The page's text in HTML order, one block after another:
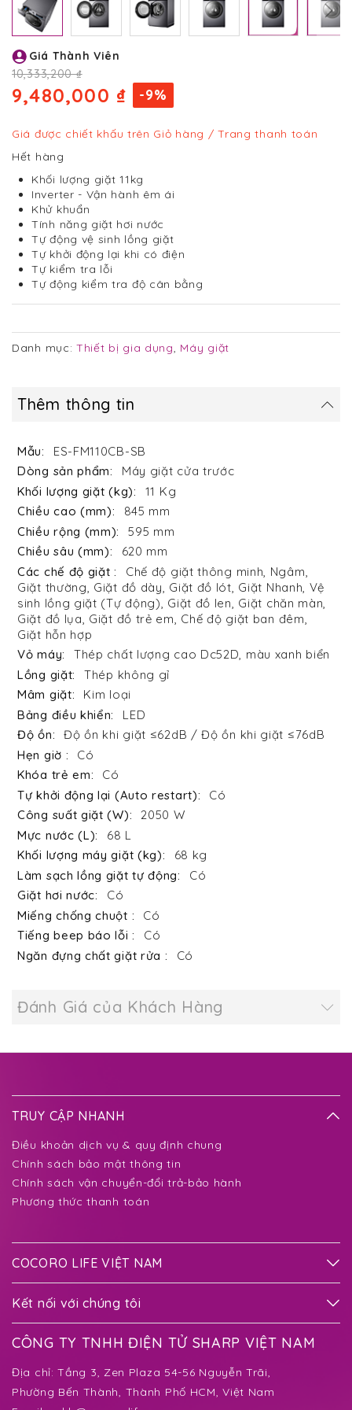
đến
phần
đầu
của
viện
ảnh
Giá Thành Viên
10,333,200 ₫
9,480,000 ₫ -9%
Giá được chiết khấu trên Giỏ hàng / Trang thanh toán
Hết hàng
Khối lượng giặt 11kg
Inverter - Vận hành êm ái
Khử khuẩn
Tính năng giặt hơi nước
Tự động vệ sinh lồng giặt
Tự khởi động lại khi có điện
Tự kiểm tra lỗi
Tự động kiểm tra độ cân bằng
Danh mục: Thiết bị gia dụng, Máy giặt
Thêm thông tin
ES-FM110CB-SB
Máy giặt cửa trước
11 Kg
845 mm
595 mm
620 mm
Chế độ giặt thông minh, Ngâm,
Giặt thường, Giặt đồ dày, Giặt đồ lót, Giặt Nhanh, Vệ
sinh lồng giặt (Tự động), Giặt đồ len, Giặt chăn màn,
Giặt đồ lụa, Giặt đồ trẻ em, Chế độ giặt ban đêm,
Giặt hỗn hợp
Thép chất lượng cao Dc52D, màu xanh biển
Thép không gỉ
Kim loại
LED
Độ ồn khi giặt ≤62dB / Độ ồn khi giặt ≤76dB
Có
Có
Có
2050 W
68 L
68 kg
Có
Có
Có
Có
Có
Đánh Giá của Khách Hàng
TRUY CẬP NHANH
Điều khoản dịch vụ & quy định chung
Chính sách bảo mật thông tin
Chính sách vận chuyển-đổi trả-bảo hành
Phương thức thanh toán
COCORO LIFE VIỆT NAM
Kết nối với chúng tôi
CÔNG TY TNHH ĐIỆN TỬ SHARP VIỆT NAM
Địa chỉ:Tầng 3, Zen Plaza 54-56 Nguyễn Trãi,
Phường Bến Thành, Thành Phố HCM, Việt Nam